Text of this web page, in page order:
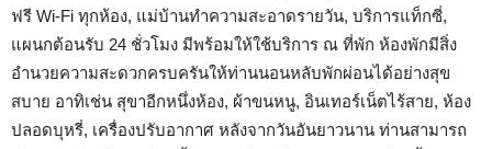
ฟรี Wi-Fi ทุกห้อง, แม่บ้านทำความสะอาดรายวัน, บริการแท็กซี่,
แผนกต้อนรับ 24 ชั่วโมง มีพร้อมให้ใช้บริการ ณ ที่พัก ห้องพักมีสิ่ง
อำนวยความสะดวกครบครันให้ท่านนอนหลับพักผ่อนได้อย่างสุข
สบาย อาทิเช่น สุขาอีกหนึ่งห้อง, ผ้าขนหนู, อินเทอร์เน็ตไร้สาย, ห้อง
ปลอดบุหรี่, เครื่องปรับอากาศ หลังจากวันอันยาวนาน ท่านสามารถ